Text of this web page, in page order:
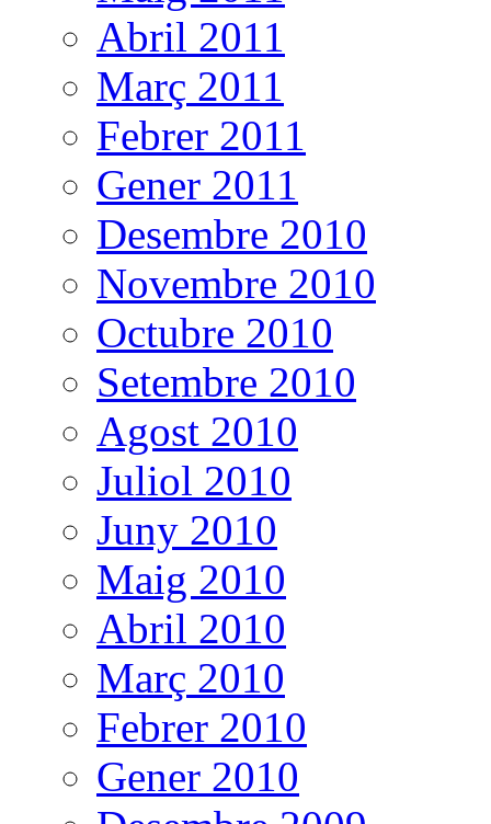
Abril 2011
Març 2011
Febrer 2011
Gener 2011
Desembre 2010
Novembre 2010
Octubre 2010
Setembre 2010
Agost 2010
Juliol 2010
Juny 2010
Maig 2010
Abril 2010
Març 2010
Febrer 2010
Gener 2010